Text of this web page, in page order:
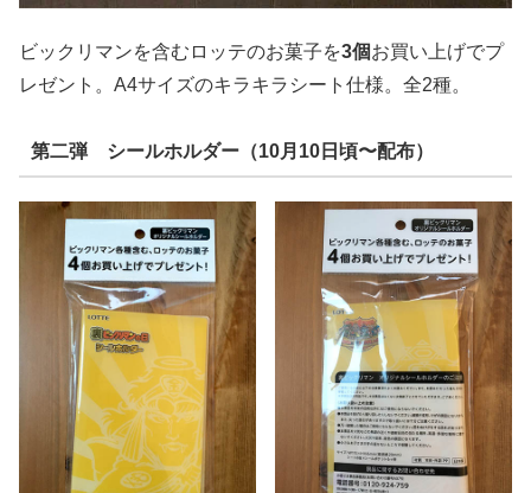
ビックリマンを含むロッテのお菓子を3個お買い上げでプ
レゼント。A4サイズのキラキラシート仕様。全2種。
第二弾 シールホルダー（10月10日頃〜配布）